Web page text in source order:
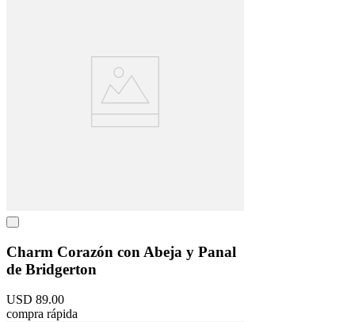
Charm Corazón con Abeja y Panal
de Bridgerton
USD 89.00
compra rápida